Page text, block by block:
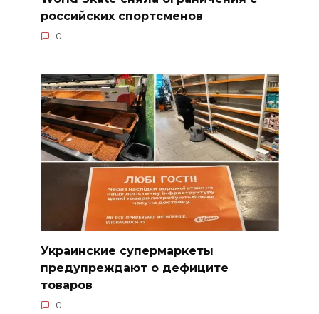
российских спортсменов
0
Украинские супермаркеты
предупреждают о дефиците
товаров
0